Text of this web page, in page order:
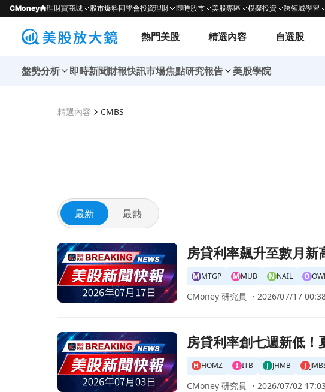
CMoney 理財寶商城 股市爆料同學會投資理財 即時股市 美股專區 模擬投資 跨領域學習
熱門美股 精選內容 自選股
盤勢分析 即時新聞財報快訊市場焦點研究報告 美股學院
精選內容 CMBS
最新 最熱
前往房貸利率飆升至數月新高！借貸成本激增影響購屋需求頁面
房貸利率飆升至數月
M MTGP MMUB N NAIL O
CMoney 研究員 ・2026/07/17
前往房貸利率創七週新低！夏季住房活動預期持續增強頁面
房貸利率創七週新低
H HOMZ I ITB J JHMB J
CMoney 研究員 ・2026/07/02 17:03